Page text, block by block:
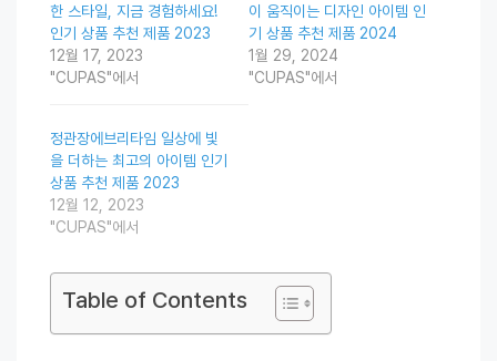
한 스타일, 지금 경험하세요!
인기 상품 추천 제품 2023
12월 17, 2023
"CUPAS"에서
이 움직이는 디자인 아이템 인
기 상품 추천 제품 2024
1월 29, 2024
"CUPAS"에서
정관장에브리타임 일상에 빛
을 더하는 최고의 아이템 인기
상품 추천 제품 2023
12월 12, 2023
"CUPAS"에서
Table of Contents